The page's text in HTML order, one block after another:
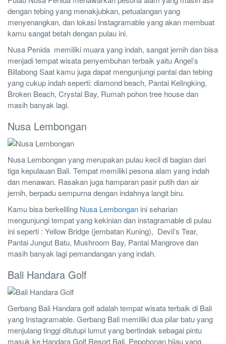
dengan tebing yang menakjubkan, petualangan yang
menyenangkan, dan lokasi Instagramable yang akan membuat
kamu sangat betah dengan pulau ini.
Nusa Penida memiliki muara yang indah, sangat jernih dan bisa
menjadi tempat wisata penyembuhan terbaik yaitu Angel’s
Billabong Saat kamu juga dapat mengunjungi pantai dan tebing
yang cukup indah seperti: diamond beach, Pantai Kelingking,
Broken Beach, Crystal Bay, Rumah pohon tree house dan
masih banyak lagi.
Nusa Lembongan
Nusa Lembongan yang merupakan pulau kecil di bagian dari
tiga kepulauan Bali. Tempat memiliki pesona alam yang indah
dan menawan. Rasakan juga hamparan pasir putih dan air
jernih, berpadu sempurna dengan indahnya langit biru.
Kamu bisa berkeliling Nusa Lembongan ini seharian
mengunjungi tempat yang kekinian dan instagramable di pulau
ini seperti : Yellow Bridge (jembatan Kuning), Devil’s Tear,
Pantai Jungut Batu, Mushroom Bay, Pantai Mangrove dan
masih banyak lagi pemandangan yang indah.
Bali Handara Golf
Gerbang Bali Handara golf adalah tempat wisata terbaik di Bali
yang Instagramable. Gerbang Bali memiliki dua pilar batu yang
menjulang tinggi ditutupi lumut yang bertindak sebagai pintu
masuk ke Handara Golf Resort Bali. Pepohonan hijau yang